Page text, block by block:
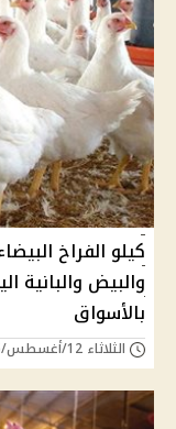
بالأسواق
الثلاثاء 12/أغسطس/2025 - 12:37 م